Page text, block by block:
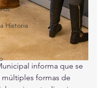
Historia
informa que se
formas de